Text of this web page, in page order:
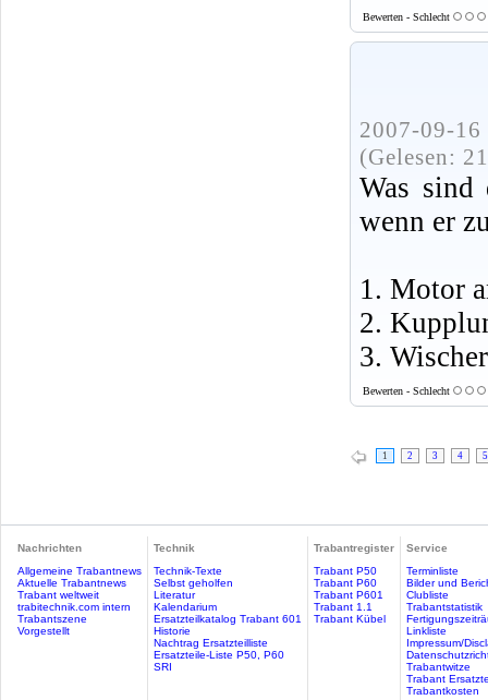
Bewerten - Schlecht
2007-09-
(Gelesen:
Was sind
wenn er
1. Motor
2.
3.
Bewerten - Schlecht
1 2 3 4 5
Nachrichten
Allgemeine Trabantnews
Aktuelle Trabantnews
Trabant weltweit
trabitechnik.com intern
Trabantszene
Vorgestellt
Technik
Technik-Texte
Selbst geholfen
Literatur
Kalendarium
Ersatzteilkatalog Trabant 601
Historie
Nachtrag Ersatzteilliste
Ersatzteile-Liste P50, P60
SRI
Trabantregister
Trabant P50
Trabant P60
Trabant P601
Trabant 1.1
Trabant Kübel
Service
Terminliste
Bilder und
Clubliste
Trabantstatistik
Linkliste
Impressum/
Trabantwitze
Trabant
Trabantkosten